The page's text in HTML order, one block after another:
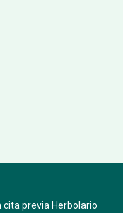
previa Herbolario